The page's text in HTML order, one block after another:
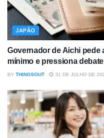
JAPÃO
Governador de Aichi pede
mínimo e pressiona
BY THINGSOUT 31 DE JULHO DE